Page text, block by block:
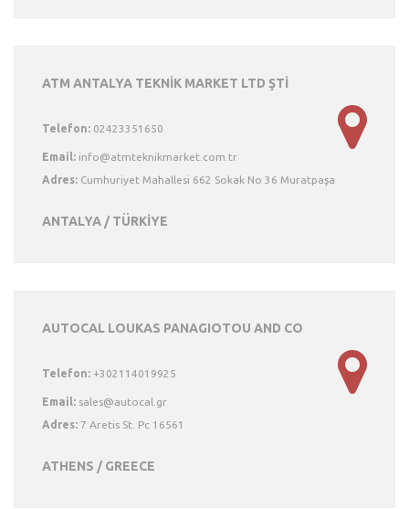
ATM ANTALYA TEKNİK MARKET LTD ŞTİ
Telefon: 02423351650
Email:
Adres: Cumhuriyet Mahallesi 662 Sokak No 36 Muratpaşa
ANTALYA / TÜRKİYE
AUTOCAL LOUKAS PANAGIOTOU AND CO
Telefon: +302114019925
Email:
Adres: 7 Aretis St. Pc 16561
ATHENS / GREECE